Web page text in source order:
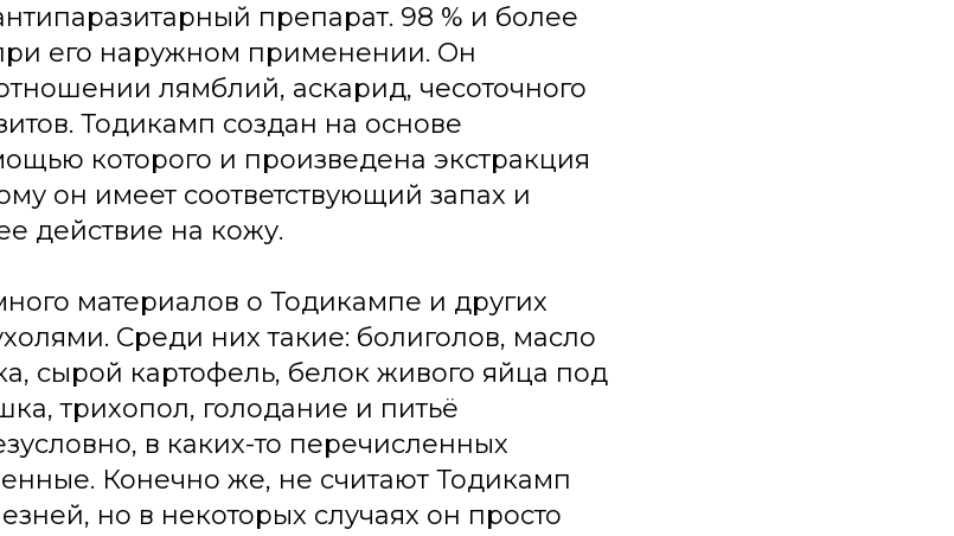
препарат. 98 % и более
его наружном применении. Он
лямблий, аскарид, чесоточного
Тодикамп создан на основе
которого и произведена экстракция
он имеет соответствующий запах и
действие на кожу.
материалов о Тодикампе и других
Среди них такие: болиголов, масло
сырой картофель, белок живого яйца под
трихопол, голодание и питьё
в каких-то перечисленных
Конечно же, не считают Тодикамп
но в некоторых случаях он просто